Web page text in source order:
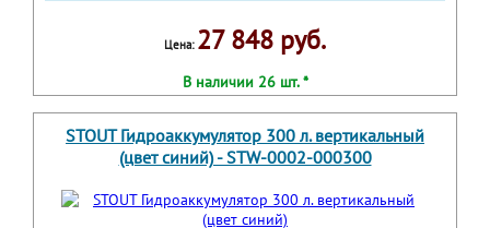
Цена: 27 848 руб.
В наличии 26 шт. *
STOUT Гидроаккумулятор 300 л. вертикальный
(цвет синий) - STW-0002-000300